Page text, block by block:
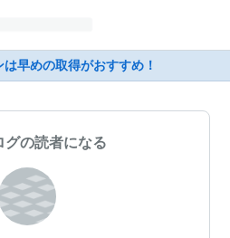
早めの取得がおすすめ！
グの読者になる